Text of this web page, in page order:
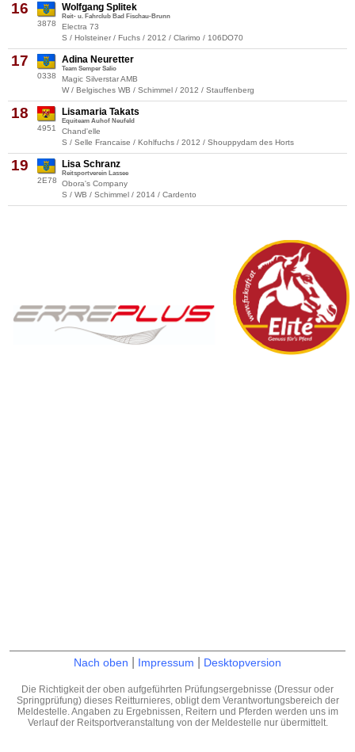
16
3878
Wolfgang Splitek
Reit- u. Fahrclub Bad Fischau-Brunn
Electra 73
S / Holsteiner / Fuchs / 2012 / Clarimo / 106DO70
17
0338
Adina Neuretter
Team Semper Salio
Magic Silverstar AMB
W / Belgisches WB / Schimmel / 2012 / Stauffenberg
18
4951
Lisamaria Takats
Equiteam Auhof Neufeld
Chand'elle
S / Selle Francaise / Kohlfuchs / 2012 / Shouppydam des Horts
19
2E78
Lisa Schranz
Reitsportverein Lassee
Obora's Company
S / WB / Schimmel / 2014 / Cardento
Nach oben Impressum Desktopversion
Die Richtigkeit der oben aufgeführten Prüfungsergebnisse (Dressur oder
Springprüfung) dieses Reitturnieres, obligt dem Verantwortungsbereich der
Meldestelle. Angaben zu Ergebnissen, Reitern und Pferden werden uns im
Verlauf der Reitsportveranstaltung von der Meldestelle nur übermittelt.